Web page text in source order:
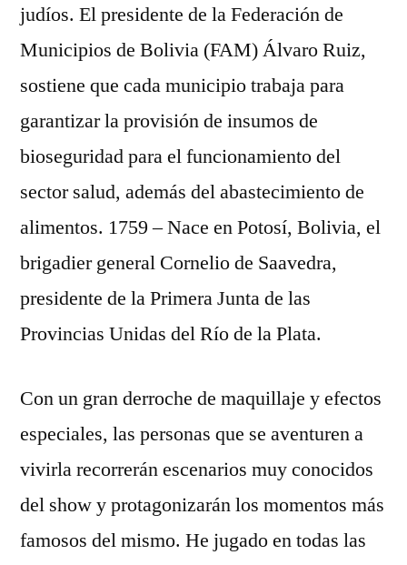
judíos. El presidente de la Federación de
Municipios de Bolivia (FAM) Álvaro Ruiz,
sostiene que cada municipio trabaja para
garantizar la provisión de insumos de
bioseguridad para el funcionamiento del
sector salud, además del abastecimiento de
alimentos. 1759 – Nace en Potosí, Bolivia, el
brigadier general Cornelio de Saavedra,
presidente de la Primera Junta de las
Provincias Unidas del Río de la Plata.
Con un gran derroche de maquillaje y efectos
especiales, las personas que se aventuren a
vivirla recorrerán escenarios muy conocidos
del show y protagonizarán los momentos más
famosos del mismo. He jugado en todas las